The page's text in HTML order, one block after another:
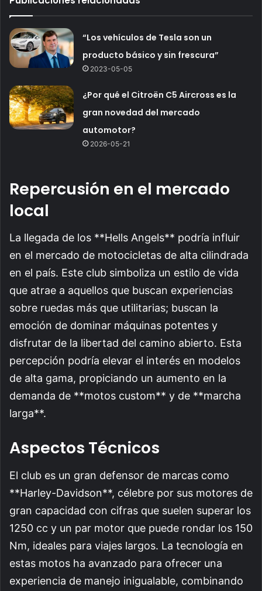
“Los vehículos de Tesla son un
producto básico y sin frescura”
2023-05-05
¿Por qué el Citroën C5 Aircross es la
gran novedad del mercado
automotor?
2026-05-21
Repercusión en el mercado
local
La llegada de los **Hells Angels** podría influir
en el mercado de motocicletas de alta cilindrada
en el país. Este club simboliza un estilo de vida
que atrae a aquellos que buscan experiencias
sobre ruedas más que utilitarias; buscan la
emoción de dominar máquinas potentes y
disfrutar de la libertad del camino abierto. Esta
percepción podría elevar el interés en modelos
de alta gama, propiciando un aumento en la
demanda de **motos custom** y de **marcha
larga**.
Aspectos Técnicos
El club es un gran defensor de marcas como
**Harley-Davidson**, célebre por sus motores de
gran capacidad con cifras que suelen superar los
1250 cc y un par motor que puede rondar los 150
Nm, ideales para viajes largos. La tecnología en
estas motos ha avanzado para ofrecer una
experiencia de manejo inigualable, combinando